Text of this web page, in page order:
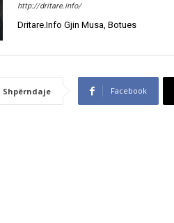
http://dritare.info/
Dritare.Info Gjin Musa, Botues
Shpërndaje Facebook